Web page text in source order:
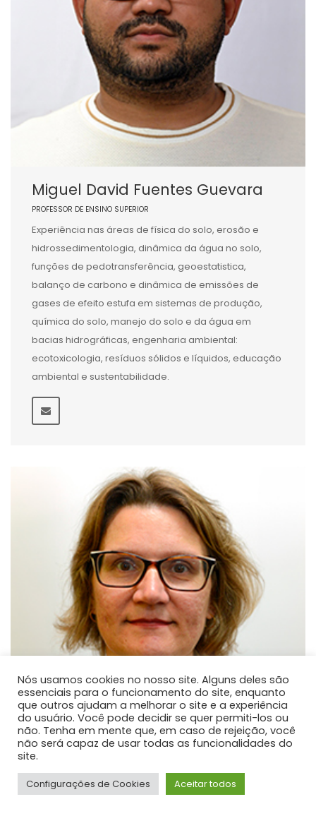
Miguel David Fuentes Guevara
PROFESSOR DE ENSINO SUPERIOR
Experiência nas áreas de física do solo, erosão e
hidrossedimentologia, dinâmica da água no solo,
funções de pedotransferência, geoestatistica,
balanço de carbono e dinâmica de emissões de
gases de efeito estufa em sistemas de produção,
química do solo, manejo do solo e da água em
bacias hidrográficas, engenharia ambiental:
ecotoxicologia, resíduos sólidos e líquidos, educação
ambiental e sustentabilidade.
Méri Frotscher Kramer
Nós usamos cookies no nosso site. Alguns deles são
essenciais para o funcionamento do site, enquanto
que outros ajudam a melhorar o site e a experiência
do usuário. Você pode decidir se quer permiti-los ou
não. Tenha em mente que, em caso de rejeição, você
não será capaz de usar todas as funcionalidades do
site.
Configurações de Cookies Aceitar todos